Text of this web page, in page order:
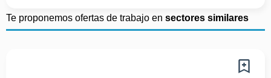
Te proponemos ofertas de trabajo en sectores similares